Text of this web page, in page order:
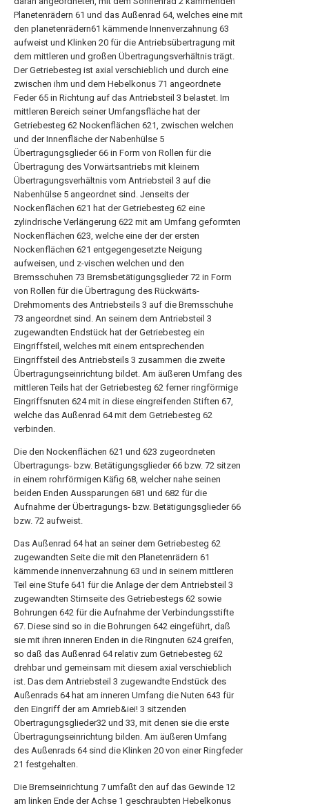
Planetenrädern 61 und das Außenrad 64, welches eine mit
den planetenrädern61 kämmende Innenverzahnung 63
aufweist und Klinken 20 für die Antriebsübertragung mit
dem mittleren und großen Übertragungsverhältnis trägt.
Der Getriebesteg ist axial verschieblich und durch eine
zwischen ihm und dem Hebelkonus 71 angeordnete
Feder 65 in Richtung auf das Antriebsteil 3 belastet. Im
mittleren Bereich seiner Umfangsfläche hat der
Getriebesteg 62 Nockenflächen 621, zwischen welchen
und der Innenfläche der Nabenhülse 5
Übertragungsglieder 66 in Form von Rollen für die
Übertragung des Vorwärtsantriebs mit kleinem
Übertragungsverhältnis vom Antriebsteil 3 auf die
Nabenhülse 5 angeordnet sind. Jenseits der
Nockenflächen 621 hat der Getriebesteg 62 eine
zylindrische Verlängerung 622 mit am Umfang geformten
Nockenflächen 623, welche eine der der ersten
Nockenflächen 621 entgegengesetzte Neigung
aufweisen, und z-vischen welchen und den
Bremsschuhen 73 Bremsbetätigungsglieder 72 in Form
von Rollen für die Übertragung des Rückwärts-
Drehmoments des Antriebsteils 3 auf die Bremsschuhe
73 angeordnet sind. An seinem dem Antriebsteil 3
zugewandten Endstück hat der Getriebesteg ein
Eingriffsteil, welches mit einem entsprechenden
Eingriffsteil des Antriebsteils 3 zusammen die zweite
Übertragungseinrichtung bildet. Am äußeren Umfang des
mittleren Teils hat der Getriebesteg 62 ferner ringförmige
Eingriffsnuten 624 mit in diese eingreifenden Stiften 67,
welche das Außenrad 64 mit dem Getriebesteg 62
verbinden.
Die den Nockenflächen 621 und 623 zugeordneten
Übertragungs- bzw. Betätigungsglieder 66 bzw. 72 sitzen
in einem rohrförmigen Käfig 68, welcher nahe seinen
beiden Enden Aussparungen 681 und 682 für die
Aufnahme der Übertragungs- bzw. Betätigungsglieder 66
bzw. 72 aufweist.
Das Außenrad 64 hat an seiner dem Getriebesteg 62
zugewandten Seite die mit den Planetenrädern 61
kämmende innenverzahnung 63 und in seinem mittleren
Teil eine Stufe 641 für die Anlage der dem Antriebsteil 3
zugewandten Stirnseite des Getriebestegs 62 sowie
Bohrungen 642 für die Aufnahme der Verbindungsstifte
67. Diese sind so in die Bohrungen 642 eingeführt, daß
sie mit ihren inneren Enden in die Ringnuten 624 greifen,
so daß das Außenrad 64 relativ zum Getriebesteg 62
drehbar und gemeinsam mit diesem axial verschieblich
ist. Das dem Antriebsteil 3 zugewandte Endstück des
Außenrads 64 hat am inneren Umfang die Nuten 643 für
den Eingriff der am Amrieb&iei! 3 sitzenden
Obertragungsglieder32 und 33, mit denen sie die erste
Übertragungseinrichtung bilden. Am äußeren Umfang
des Außenrads 64 sind die Klinken 20 von einer Ringfeder
21 festgehalten.
Die Bremseinrichtung 7 umfaßt den auf das Gewinde 12
am linken Ende der Achse 1 geschraubten Hebelkonus